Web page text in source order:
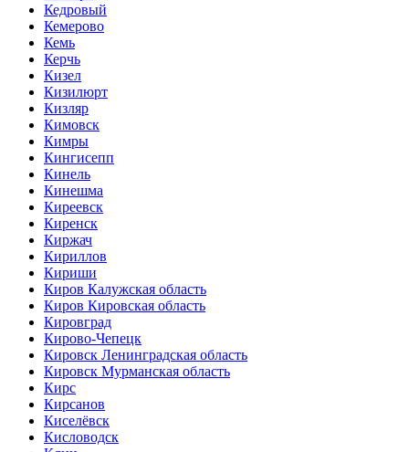
Кедровый
Кемерово
Кемь
Керчь
Кизел
Кизилюрт
Кизляр
Кимовск
Кимры
Кингисепп
Кинель
Кинешма
Киреевск
Киренск
Киржач
Кириллов
Кириши
Киров Калужская область
Киров Кировская область
Кировград
Кирово-Чепецк
Кировск Ленинградская область
Кировск Мурманская область
Кирс
Кирсанов
Киселёвск
Кисловодск